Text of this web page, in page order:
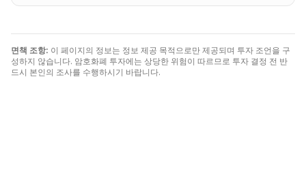
면책 조항: 이 페이지의 정보는 정보 제공 목적으로만 제공되며 투자 조언을 구
성하지 않습니다. 암호화폐 투자에는 상당한 위험이 따르므로 투자 결정 전 반
드시 본인의 조사를 수행하시기 바랍니다.